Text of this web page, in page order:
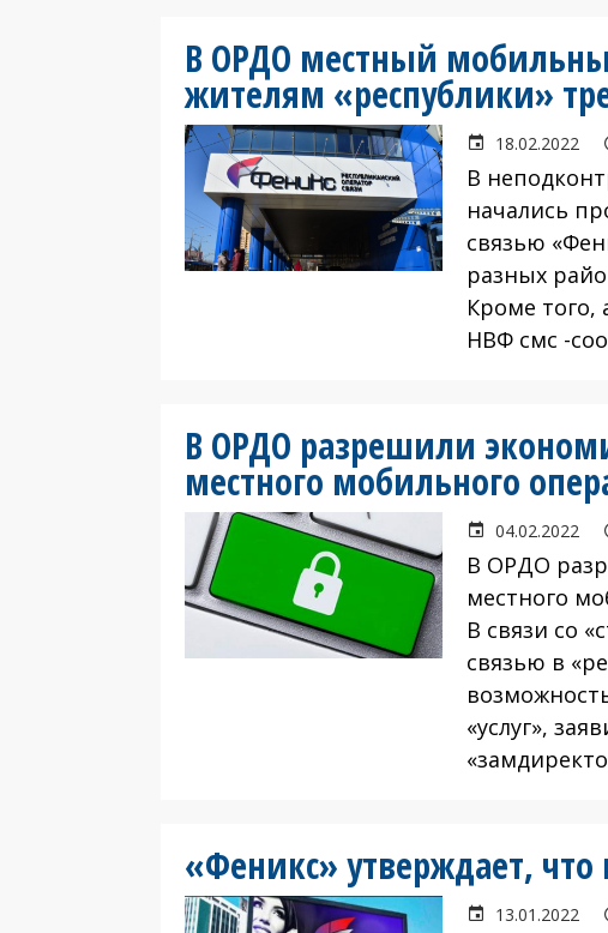
В ОРДО местный
жителям «республики»
18.02.2022
В
начались
связью
разных
Кроме того,
НВФ смс -
В ОРДО разрешили
местного мобильного
04.02.2022
В ОРДО
местного
В связи со
связью в
«услуг»,
«Феникс» утверждает, что
13.01.2022